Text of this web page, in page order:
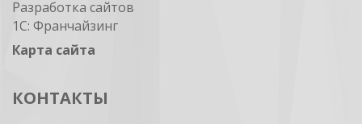
Разработка сайтов
1С: Франчайзинг
Карта сайта
КОНТАКТЫ